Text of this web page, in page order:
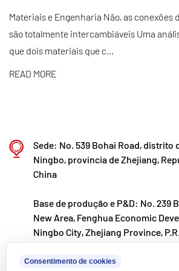
produto por meio de fabricação
padronizada e fornecimento
primas importadas. Alinhados com a
estratégia de desenvolvimento
qualidade a clientes em todo o
Ningbo • Base de P&D e Produção
a Kaixin Ultra-Pure Pipe
Ltd. estabeleceu um novo
pesquisa, construiu uma base de
Materiais e Engenharia Não, as conexões
são totalmente intercambiáveis Uma
que dois materiais que c...
READ MORE
Sede: No. 539 Bohai Road, distrito
Ningbo, província de Zhejiang,
China
Base de produção e P&D: No. 239
New Area, Fenghua Economic
Ningbo City, Zhejiang Province, P.R.
kxpv@kxpv.com
Consentimento de cookies